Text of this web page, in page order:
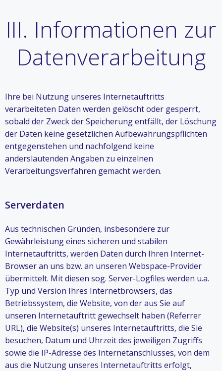
III. Informationen zur
Datenverarbeitung
Ihre bei Nutzung unseres Internetauftritts
verarbeiteten Daten werden gelöscht oder gesperrt,
sobald der Zweck der Speicherung entfällt, der Löschung
der Daten keine gesetzlichen Aufbewahrungspflichten
entgegenstehen und nachfolgend keine
anderslautenden Angaben zu einzelnen
Verarbeitungsverfahren gemacht werden.
Serverdaten
Aus technischen Gründen, insbesondere zur
Gewährleistung eines sicheren und stabilen
Internetauftritts, werden Daten durch Ihren Internet-
Browser an uns bzw. an unseren Webspace-Provider
übermittelt. Mit diesen sog. Server-Logfiles werden u.a.
Typ und Version Ihres Internetbrowsers, das
Betriebssystem, die Website, von der aus Sie auf
unseren Internetauftritt gewechselt haben (Referrer
URL), die Website(s) unseres Internetauftritts, die Sie
besuchen, Datum und Uhrzeit des jeweiligen Zugriffs
sowie die IP-Adresse des Internetanschlusses, von dem
aus die Nutzung unseres Internetauftritts erfolgt,